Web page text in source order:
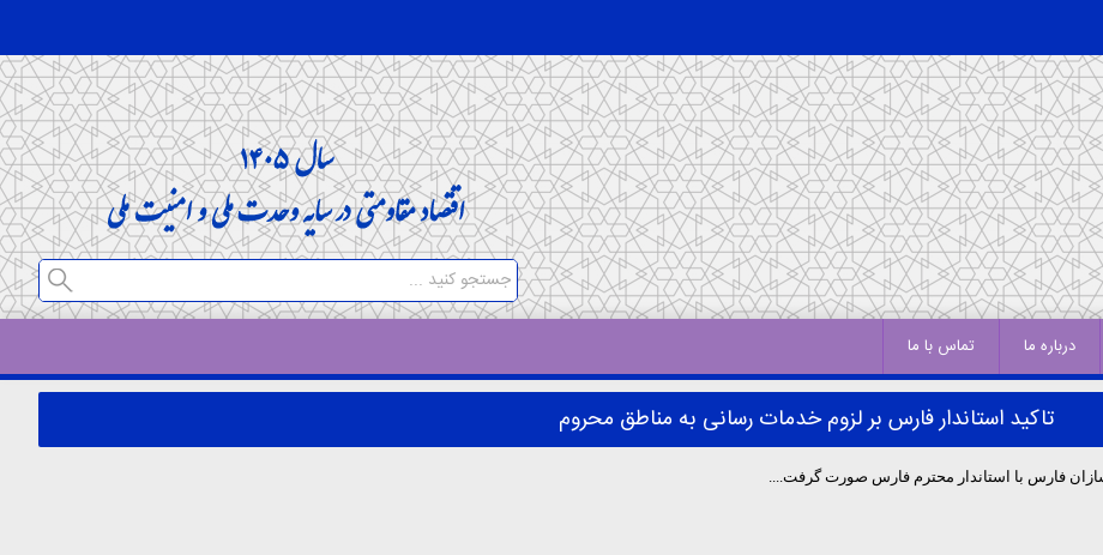
درباره ما تماس با ما
تاکید استاندار فارس بر لزوم خدمات رسانی به مناطق محروم
فارس با استاندار محترم فارس صورت گرفت....